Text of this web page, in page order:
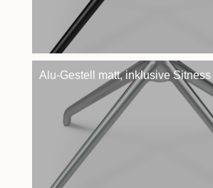
Alu-Gestell matt, inklusive